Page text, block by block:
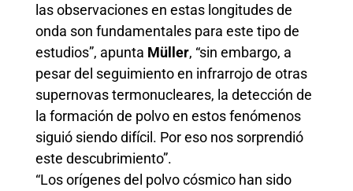
las observaciones en estas longitudes de
onda son fundamentales para este tipo de
estudios”, apunta Müller, “sin embargo, a
pesar del seguimiento en infrarrojo de otras
supernovas termonucleares, la detección de
la formación de polvo en estos fenómenos
siguió siendo difícil. Por eso nos sorprendió
este descubrimiento”.
“Los orígenes del polvo cósmico han sido